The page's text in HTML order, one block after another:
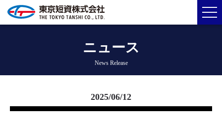
ニュース
News Release
2025/06/12